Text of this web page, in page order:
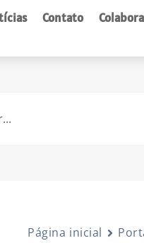
Contato
Página inicial